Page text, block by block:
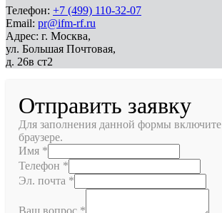
Телефон: +7 (499) 110-32-07
Email: pr@ifm-rf.ru
Адрес: г. Москва,
ул. Большая Почтовая,
д. 26в ст2
Отправить заявку
Для заполнения данной формы включите
браузере.
Имя *
Телефон *
Эл. почта *
Ваш вопрос *